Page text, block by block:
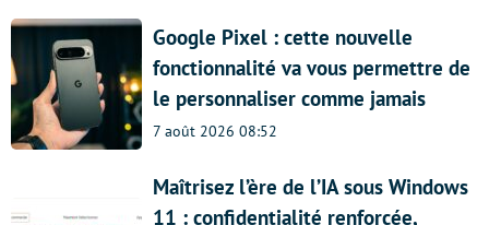
Google Pixel : cette nouvelle
fonctionnalité va vous permettre de
le personnaliser comme jamais
7 août 2026 08:52
Maîtrisez l’ère de l’IA sous Windows
11 : confidentialité renforcée,